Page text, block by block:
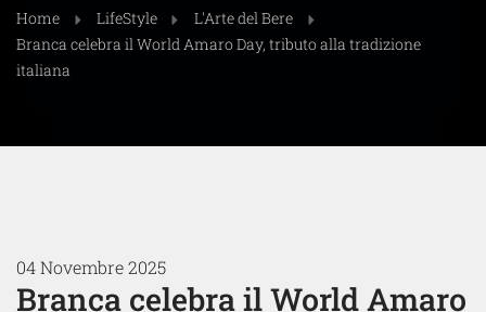
Home LifeStyle
L'Arte del Bere
Branca celebra il World Amaro Day, tributo alla tradizione
italiana
04 Novembre 2025
Branca celebra il World Amaro